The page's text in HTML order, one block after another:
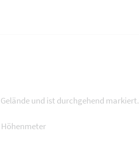
und ist durchgehend markiert.
Höhenmeter